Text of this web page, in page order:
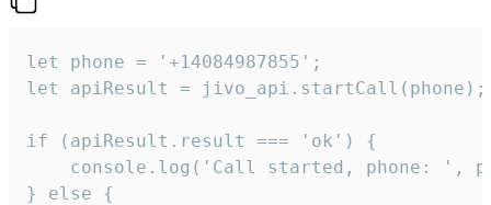
let phone = '+14084987855';
let apiResult = jivo_api.startCall(phone);
if (apiResult.result === 'ok') {
console.log('Call started, phone: ',
} else {